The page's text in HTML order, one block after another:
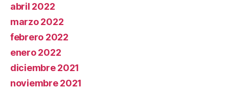
abril 2022
marzo 2022
febrero 2022
enero 2022
diciembre 2021
noviembre 2021